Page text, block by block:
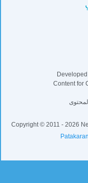
Content for
Copyright © 2011 - 2026